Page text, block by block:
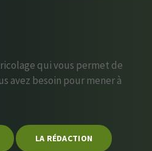
qui vous permet de
avez besoin pour mener à
LA RÉDACTION